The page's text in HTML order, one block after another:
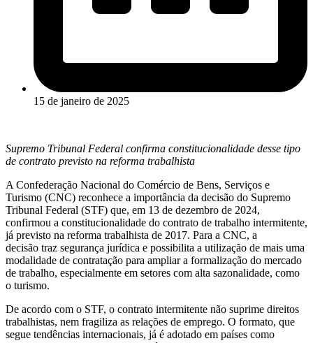
15 de janeiro de 2025
Supremo Tribunal Federal confirma constitucionalidade desse tipo
de contrato previsto na reforma trabalhista
A Confederação Nacional do Comércio de Bens, Serviços e
Turismo (CNC) reconhece a importância da decisão do Supremo
Tribunal Federal (STF) que, em 13 de dezembro de 2024,
confirmou a constitucionalidade do contrato de trabalho intermitente,
já previsto na reforma trabalhista de 2017. Para a CNC, a
decisão traz segurança jurídica e possibilita a utilização de mais uma
modalidade de contratação para ampliar a formalização do mercado
de trabalho, especialmente em setores com alta sazonalidade, como
o turismo.
De acordo com o STF, o contrato intermitente não suprime direitos
trabalhistas, nem fragiliza as relações de emprego. O formato, que
segue tendências internacionais, já é adotado em países como